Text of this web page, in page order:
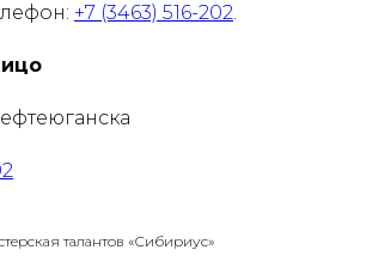
+7 (3463) 516-202.
талантов «Сибириус»